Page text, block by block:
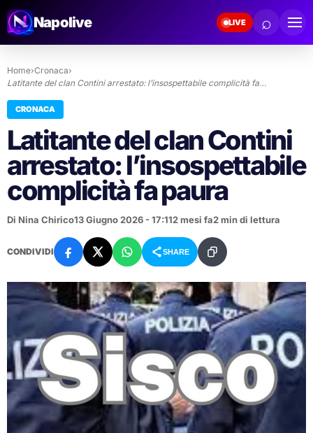
Napolive LIVE ⌕
Home›Cronaca›
Latitante del clan Contini arrestato: l’insospettabile complicità fa…
CRONACA
Latitante del clan Contini
arrestato: l’insospettabile
complicità fa paura
Di Nina Chirico13 Giugno 2026 - 17:112 mesi fa2 min di lettura
CONDIVIDI SHARE